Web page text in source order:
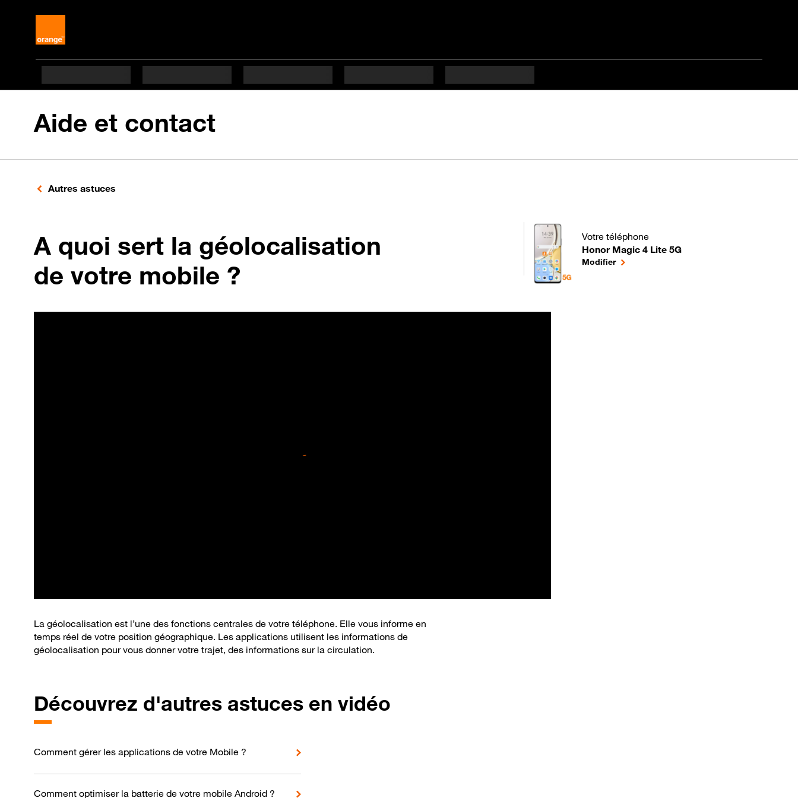
Aide et contact
Autres astuces
A quoi sert la géolocalisation
de votre mobile ?
Votre téléphone
Honor Magic 4 Lite 5G
A quoi sert la géolocalisation de votre mobile ? pour
Modifierle téléphone sélectionné
La géolocalisation est l’une des fonctions centrales de votre téléphone. Elle vous informe en
temps réel de votre position géographique. Les applications utilisent les informations de
géolocalisation pour vous donner votre trajet, des informations sur la circulation.
Découvrez d'autres astuces en vidéo
Comment gérer les applications de votre Mobile ?
Comment optimiser la batterie de votre mobile Android ?